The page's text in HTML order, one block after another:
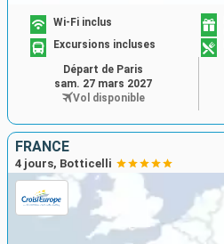
Wi-Fi inclus
Excursions incluses
Départ de Paris
sam. 27 mars 2027
Vol disponible
FRANCE
4 jours, Botticelli